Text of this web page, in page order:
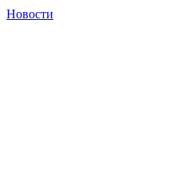
Новости